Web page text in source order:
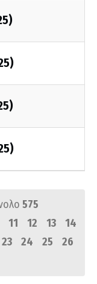
575
11 12 13
14
23 24 25
26